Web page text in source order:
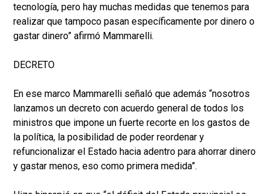
tecnología, pero hay muchas medidas que tenemos para
realizar que tampoco pasan específicamente por dinero o
gastar dinero” afirmó Mammarelli.
DECRETO
En ese marco Mammarelli señaló que además “nosotros
lanzamos un decreto con acuerdo general de todos los
ministros que impone un fuerte recorte en los gastos de
la política, la posibilidad de poder reordenar y
refuncionalizar el Estado hacia adentro para ahorrar dinero
y gastar menos, eso como primera medida”.